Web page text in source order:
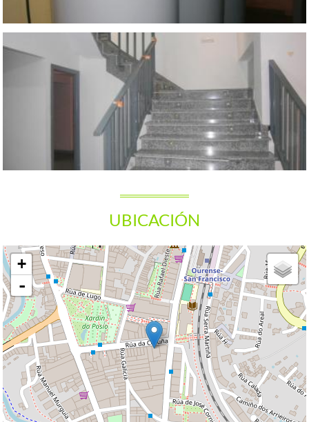
UBICACIÓN
+
-